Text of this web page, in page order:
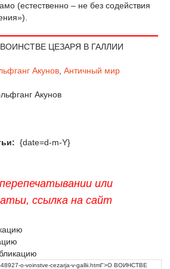
(естественно – не без содействия
ЦЕЗАРЯ В ГАЛЛИИ
Акунов Античный мир
Акунов
{date=d-m-Y}
или
ссылка на сайт